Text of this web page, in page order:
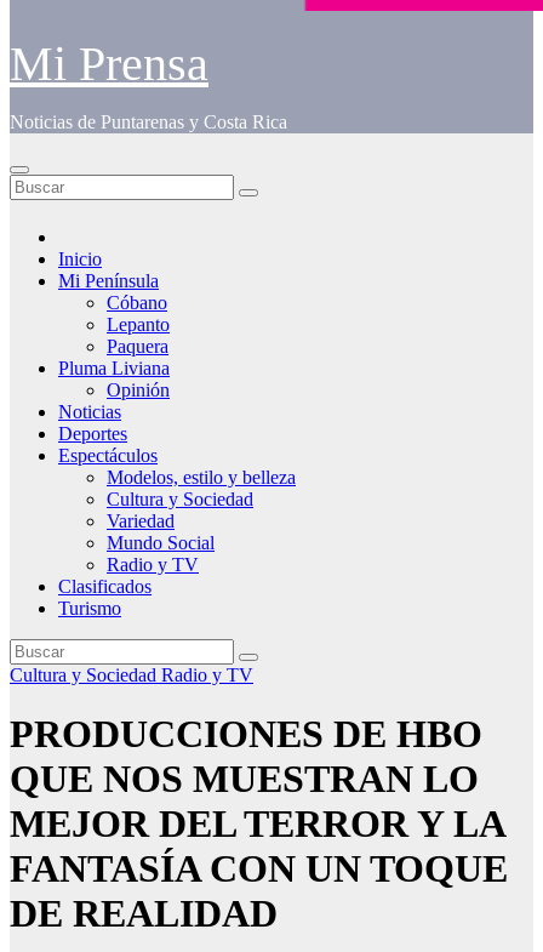
Mi Prensa
Noticias de Puntarenas y Costa Rica
Inicio
Mi Península
Cóbano
Lepanto
Paquera
Pluma Liviana
Opinión
Noticias
Deportes
Espectáculos
Modelos, estilo y belleza
Cultura y Sociedad
Variedad
Mundo Social
Radio y TV
Clasificados
Turismo
Cultura y Sociedad Radio y TV
PRODUCCIONES DE HBO
QUE NOS MUESTRAN LO
MEJOR DEL TERROR Y LA
FANTASÍA CON UN TOQUE
DE REALIDAD